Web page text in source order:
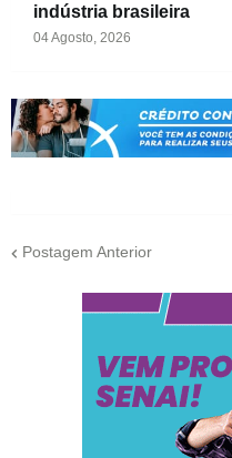
indústria brasileira
04 Agosto, 2026
Postagem Anterior